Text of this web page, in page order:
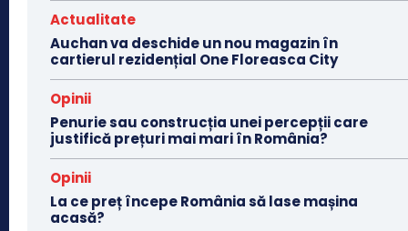
Actualitate
Auchan va deschide un nou magazin în
cartierul rezidențial One Floreasca City
Opinii
Penurie sau construcția unei percepții care
justifică prețuri mai mari în România?
Opinii
La ce preț începe România să lase mașina
acasă?